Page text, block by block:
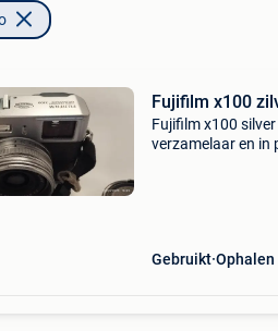
Fujifilm x100
Fujifilm x100
verzamelaar en in
Gebruikt Ophalen